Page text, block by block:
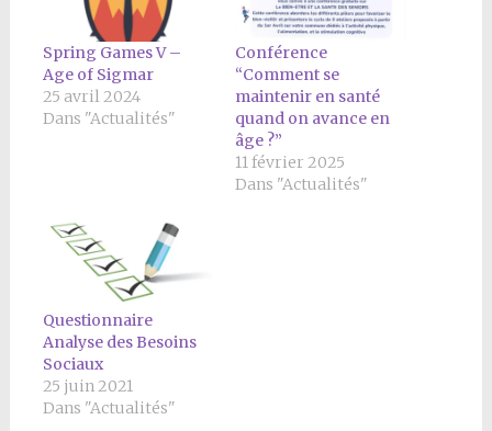
Spring Games V –
Age of Sigmar
25 avril 2024
Dans "Actualités"
Conférence
“Comment se
maintenir en santé
quand on avance en
âge ?”
11 février 2025
Dans "Actualités"
Questionnaire
Analyse des Besoins
Sociaux
25 juin 2021
Dans "Actualités"